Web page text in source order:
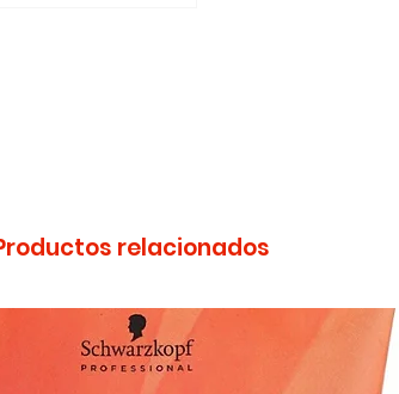
relacionados